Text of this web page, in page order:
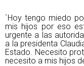
`Hoy tengo miedo
mis hijos por eso
urgente a las
a la presidenta
Estado. Necesito
necesito a mis hijos